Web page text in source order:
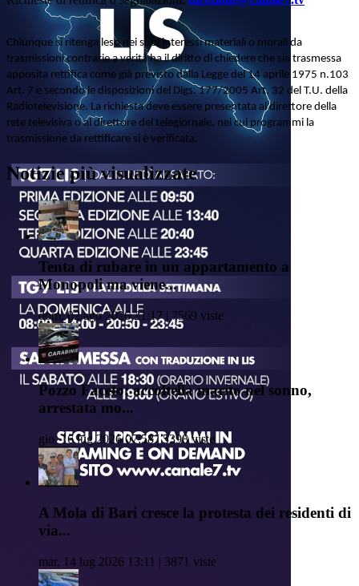
Chiunque si ritenga leso nei suoi interessi materiali o morali da
trasmissioni contrarie a verità ha il diritto di chiedere che sia trasmessa
apposita rettifica come già previsto dalla Legge del 14 aprile 1975 n.103
Art. 7 e secondo le disposizioni del Dlgs. 177/2005 Art. 32 del T.U. della
Radiotelevisione. La richiesta deve essere presentata al direttore della
rete televisiva o al direttore del telegiornale, nei cui programmi la
trasmissione da rettificare si è verificata.
Notizie più visualizzate
Tenta di rubare in un appartamento a
Monopoli ma viene...
dom, 02 ago 2026 21:17 | 7569 viste
Pozzo Faceto: accoltella marito nel sonno,
arrestata mo...
gio, 16 lug 2026 07:58 | 5398 viste
A Mola di Bari cresce la protesta dei residenti di
via...
mar, 14 lug 2026 13:11 | 3871 viste